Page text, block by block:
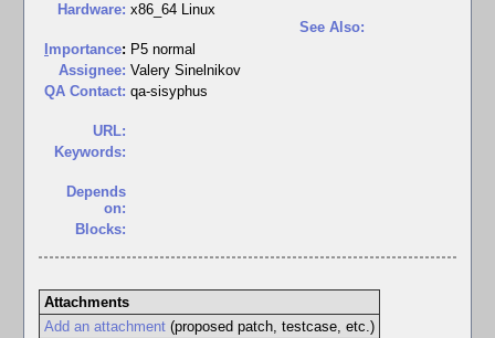
Hardware: x86_64 Linux
mportance: P5 normal
Assignee: Valery Sinelnikov
QA Contact: qa-sisyphus
URL:
Keywords:
Depends
on:
Blocks:
See Also:
Attachments
Add an attachment(proposed patch, testcase, etc.)